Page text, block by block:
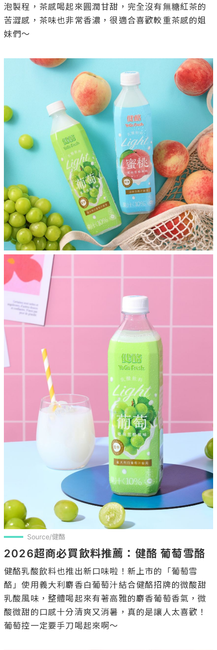
泡製程，茶感喝起來圓潤甘甜，完全沒有無糖紅茶的
苦澀感，茶味也非常香濃，很適合喜歡較重茶感的姐
妹們～
Source/健酪
2026超商必買飲料推薦：健酪 葡萄雪酪
健酪乳酸飲料也推出新口味啦！新上市的「葡萄雪
酪」使用義大利麝香白葡萄汁結合健酪招牌的微酸甜
乳酸風味，整體喝起來有著高雅的麝香葡萄香氣，微
酸微甜的口感十分清爽又消暑，真的是讓人太喜歡！
葡萄控一定要手刀喝起來啊～